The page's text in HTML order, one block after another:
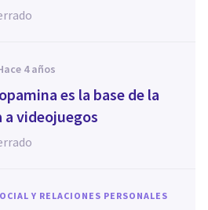
hace 4 años
es la base de la
a videojuegos
Y RELACIONES PERSONALES